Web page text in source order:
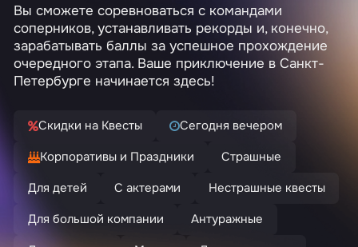
Вы сможете соревноваться с командами
соперников, устанавливать рекорды и, конечно,
зарабатывать баллы за успешное прохождение
очередного этапа. Ваше приключение в Санкт-
Петербурге начинается здесь!
Скидки на Квесты
Сегодня вечером
Корпоративы и Праздники
Страшные
Для детей
С актерами
Нестрашные квесты
Для большой компании
Антуражные